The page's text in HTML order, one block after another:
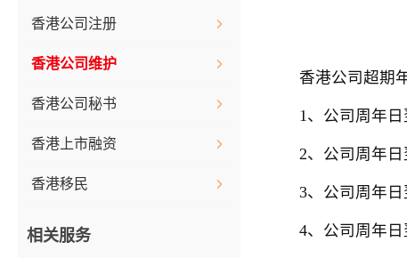
香港公司注册
香港公司维护
香港公司秘书
香港上市融资
香港移民
相关服务
香港公司超期年
1、公司周年日
2、公司周年日
3、公司周年日
4、公司周年日